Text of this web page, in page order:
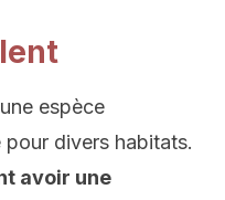
espèce
divers habitats.
avoir une